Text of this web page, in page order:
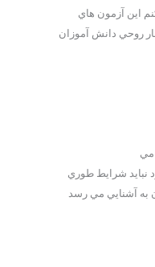
اين آزمون هاي
روحي دانش آموزان
مي
نبايد شرايط طوري
به آشنايي مي رسد